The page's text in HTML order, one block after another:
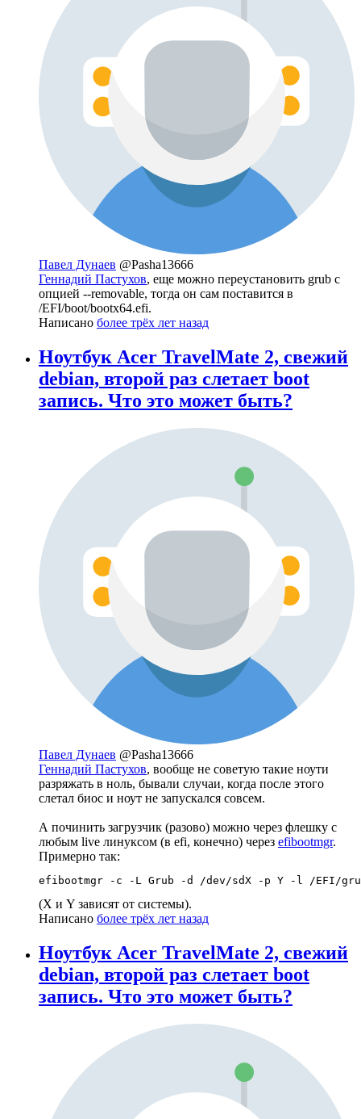
Павел Дунаев @Pasha13666
Геннадий Пастухов, еще можно переустановить grub с
опцией --removable, тогда он сам поставится в
/EFI/boot/bootx64.efi.
Написано более трёх лет назад
Ноутбук Acer TravelMate 2, свежий
debian, второй раз слетает boot
запись. Что это может быть?
Павел Дунаев @Pasha13666
Геннадий Пастухов, вообще не советую такие ноути
разряжать в ноль, бывали случаи, когда после этого
слетал биос и ноут не запускался совсем.
А починить загрузчик (разово) можно через флешку с
любым live линуксом (в efi, конечно) через efibootmgr.
Примерно так:
efibootmgr -c -L Grub -d /dev/sdX -p Y -l /EFI/
(X и Y зависят от системы).
Написано более трёх лет назад
Ноутбук Acer TravelMate 2, свежий
debian, второй раз слетает boot
запись. Что это может быть?